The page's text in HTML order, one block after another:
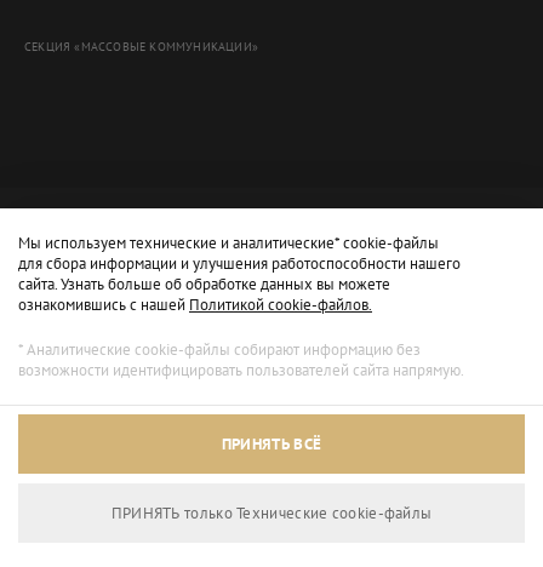
Архивный режим
СЕКЦИЯ «МАССОВЫЕ КОММУНИКАЦИИ»
Мы используем технические и аналитические* cookie-файлы
для сбора информации и улучшения работоспособности нашего
сайта. Узнать больше об обработке данных вы можете
ознакомившись с нашей Политикой cookie-файлов.
* Аналитические cookie-файлы собирают информацию без
возможности идентифицировать пользователей сайта напрямую.
ПРИНЯТЬ ВСЁ
ПРИНЯТЬ только Технические сookie-файлы